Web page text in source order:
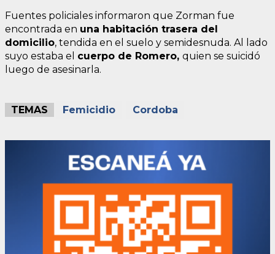
Fuentes policiales informaron que Zorman fue
encontrada en una habitación trasera del
domicilio, tendida en el suelo y semidesnuda. Al lado
suyo estaba el cuerpo de Romero, quien se suicidó
luego de asesinarla.
TEMAS Femicidio Cordoba